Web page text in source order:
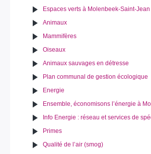
Espaces verts à Molenbeek-Saint-Jean
Animaux
Mammifères
Oiseaux
Animaux sauvages en détresse
Plan communal de gestion écologique
Energie
Ensemble, économisons l’énergie à
Info Energie : réseau et services de
Primes
Qualité de l’air (smog)